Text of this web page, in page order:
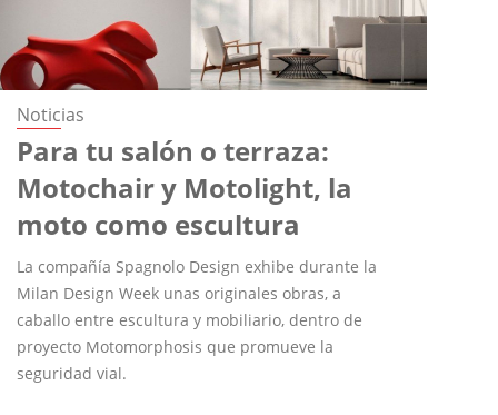
Noticias
Para tu salón o terraza:
Motochair y Motolight, la
moto como escultura
La compañía Spagnolo Design exhibe durante la
Milan Design Week unas originales obras, a
caballo entre escultura y mobiliario, dentro de
proyecto Motomorphosis que promueve la
seguridad vial.